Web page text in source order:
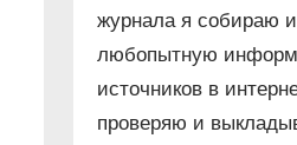
журнала я собираю
любопытную
источников в
проверяю и